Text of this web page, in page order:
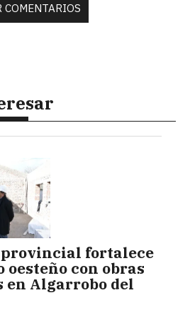
COMENTARIOS
provincial fortalece
oesteño con obras
en Algarrobo del